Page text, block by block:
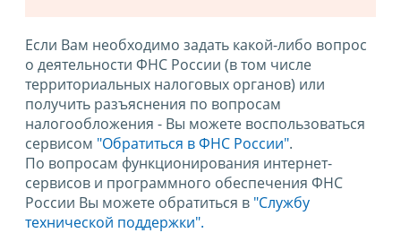
Если Вам необходимо задать какой-либо вопрос
о деятельности ФНС России (в том числе
территориальных налоговых органов) или
получить разъяснения по вопросам
налогообложения - Вы можете воспользоваться
сервисом "Обратиться в ФНС России".
По вопросам функционирования интернет-
сервисов и программного обеспечения ФНС
России Вы можете обратиться в "Службу
технической поддержки".